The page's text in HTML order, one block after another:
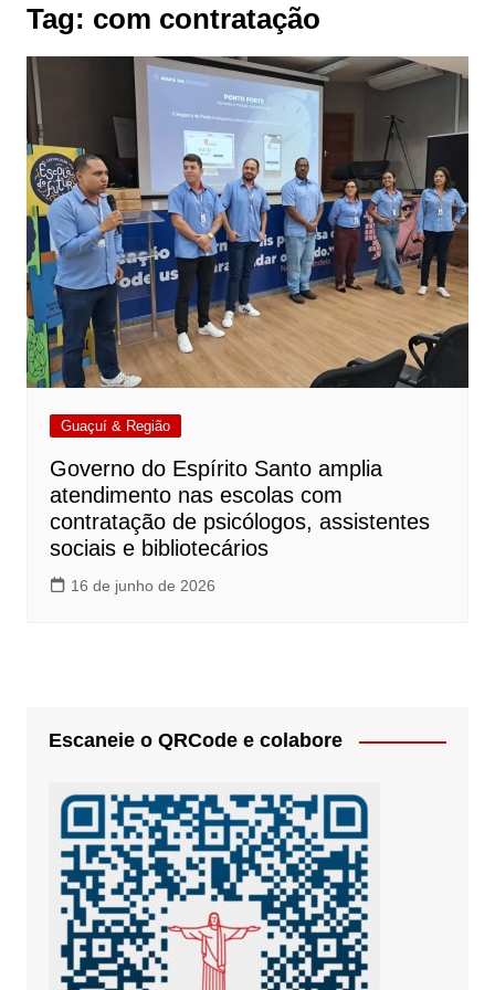
Tag: com contratação
Guaçuí & Região
Governo do Espírito Santo amplia
atendimento nas escolas com
contratação de psicólogos, assistentes
sociais e bibliotecários
16 de junho de 2026
Escaneie o QRCode e colabore